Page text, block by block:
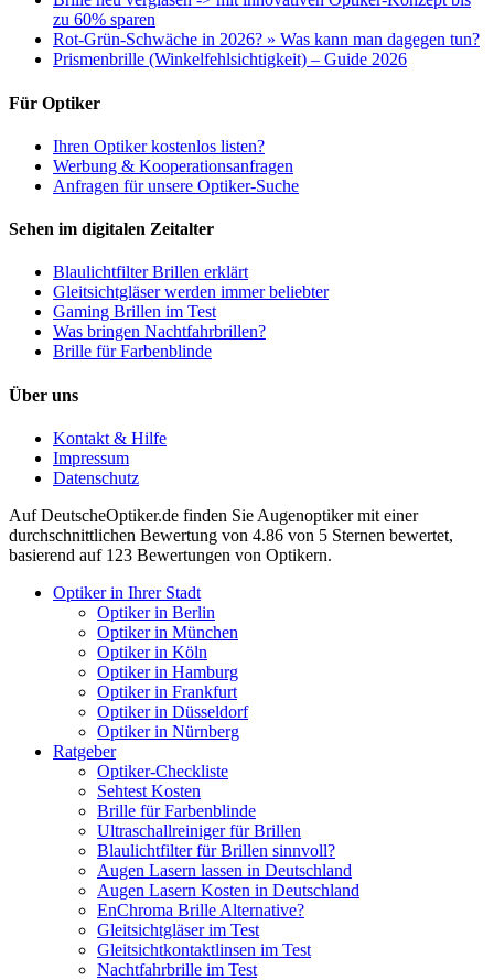
zu 60% sparen
Rot-Grün-Schwäche in 2026? » Was kann man dagegen tun?
Prismenbrille (Winkelfehlsichtigkeit) – Guide 2026
Für Optiker
Ihren Optiker kostenlos listen?
Werbung & Kooperationsanfragen
Anfragen für unsere Optiker-Suche
Sehen im digitalen Zeitalter
Blaulichtfilter Brillen erklärt
Gleitsichtgläser werden immer beliebter
Gaming Brillen im Test
Was bringen Nachtfahrbrillen?
Brille für Farbenblinde
Über uns
Kontakt & Hilfe
Impressum
Datenschutz
AufDeutscheOptiker.de finden Sie Augenoptiker mit einer
durchschnittlichen Bewertung von 4.86 von 5 Sternen bewertet,
basierend auf 123 Bewertungen von Optikern.
Optiker in Ihrer Stadt
Optiker in Berlin
Optiker in München
Optiker in Köln
Optiker in Hamburg
Optiker in Frankfurt
Optiker in Düsseldorf
Optiker in Nürnberg
Ratgeber
Optiker-Checkliste
Sehtest Kosten
Brille für Farbenblinde
Ultraschallreiniger für Brillen
Blaulichtfilter für Brillen sinnvoll?
Augen Lasern lassen in Deutschland
Augen Lasern Kosten in Deutschland
EnChroma Brille Alternative?
Gleitsichtgläser im Test
Gleitsichtkontaktlinsen im Test
Nachtfahrbrille im Test